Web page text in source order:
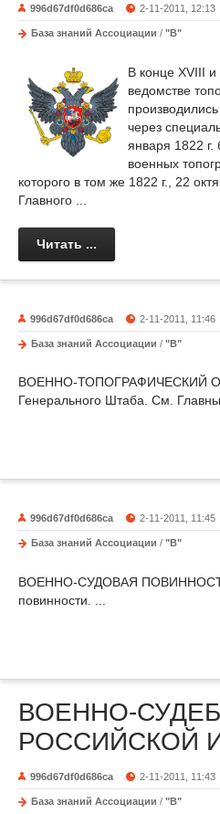
996d67df0d686ca 2-11-2011, 12:13
База знаний Ассоциации / "В"
В конце XVIII
ведомстве
через
января 1822 г.
военных
которого в том же 1822 г., 22
Главного ...
Читать ...
996d67df0d686ca 2-11-2011, 11:46
База знаний Ассоциации / "В"
ВОЕННО-ТОПОГРАФИЧЕСКИЙ
Генерального Штаба. См.
996d67df0d686ca 2-11-2011, 11:45
База знаний Ассоциации / "В"
ВОЕННО-СУДОВАЯ
повинности. ...
ВОЕННО-
РОССИЙСКОЙ
996d67df0d686ca 2-11-2011, 11:43
База знаний Ассоциации / "В"